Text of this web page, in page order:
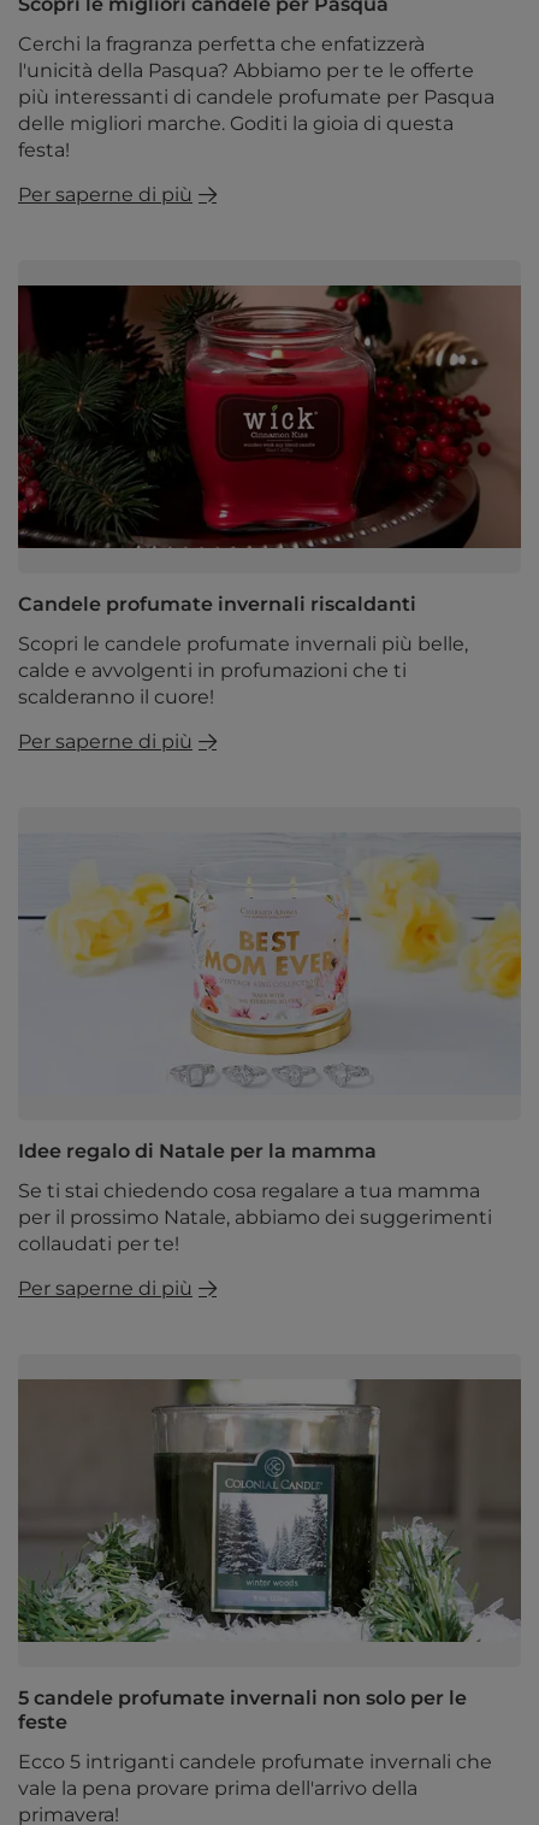
Cerchi la fragranza perfetta che enfatizzerà
l'unicità della Pasqua? Abbiamo per te le offerte
più interessanti di candele profumate per Pasqua
delle migliori marche. Goditi la gioia di questa
festa!
Per saperne di più
Candele profumate invernali riscaldanti
Scopri le candele profumate invernali più belle,
calde e avvolgenti in profumazioni che ti
scalderanno il cuore!
Per saperne di più
Idee regalo di Natale per la mamma
Se ti stai chiedendo cosa regalare a tua mamma
per il prossimo Natale, abbiamo dei suggerimenti
collaudati per te!
Per saperne di più
5 candele profumate invernali non solo per le
feste
Ecco 5 intriganti candele profumate invernali che
vale la pena provare prima dell'arrivo della
primavera!